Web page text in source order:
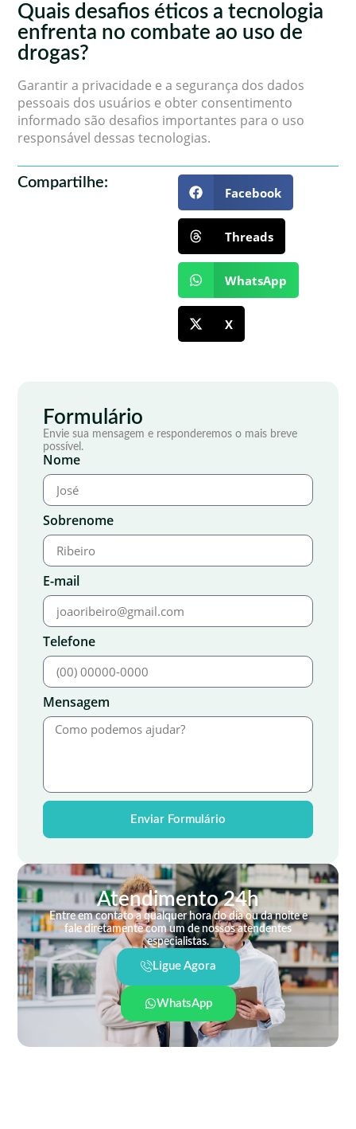
Quais desafios éticos a tecnologia
enfrenta no combate ao uso de
drogas?
Garantir a privacidade e a segurança dos dados
pessoais dos usuários e obter consentimento
informado são desafios importantes para o uso
responsável dessas tecnologias.
Compartilhe:
Facebook
Threads
WhatsApp
X
Formulário
Envie sua mensagem e responderemos o mais breve
possível.
Nome
Sobrenome
E-mail
Telefone
Mensagem
Enviar Formulário
Atendimento 24h
Entre em contato a qualquer hora do dia ou da noite e
fale diretamente com um de nossos atendentes
especialistas.
Ligue Agora
WhatsApp